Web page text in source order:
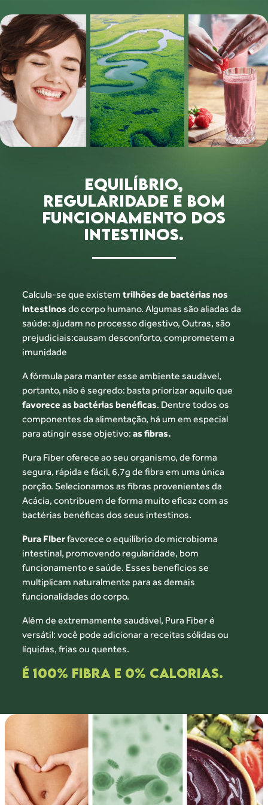
EQUILÍBRIO,
REGULARIDADE E BOM
FUNCIONAMENTO DOS
INTESTINOS.
Calcula-se que existemtrilhões de bactérias nos
intestinosdo corpo humano. Algumas sãoaliadas da
saúde: ajudam no processo digestivo, Outras, são
prejudiciais:causam desconforto, comprometem a
imunidade
A fórmula para manter esse ambiente saudável,
portanto, não é segredo: basta priorizar aquilo que
favorece as bactérias benéficas. Dentre todos os
componentes da alimentação, há um em especial
para atingir esse objetivo:as fibras.
Pura Fiber oferece ao seu organismo, de forma
segura, rápida e fácil, 6,7g de fibra em uma única
porção. Selecionamos as fibras provenientes da
Acácia, contribuem de forma muito eficaz com as
bactérias benéficas dos seus intestinos.
Pura Fiberfavorece o equilíbrio do microbioma
intestinal, promovendo regularidade, bom
funcionamento e saúde. Esses benefícios se
multiplicam naturalmente para as demais
funcionalidades do corpo.
Além de extremamente saudável, Pura Fiberé
versátil: você pode adicionar a receitas sólidas ou
líquidas, frias ou quentes.
É 100% FIBRA E 0% CALORIAS.